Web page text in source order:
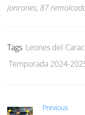
jonrones, 87
Tags Leones del
Temporada 2024-
Previous